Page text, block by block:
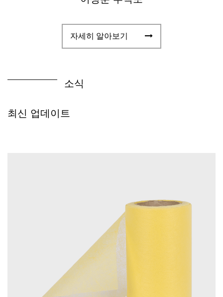
자세히 알아보기
소식
최신 업데이트